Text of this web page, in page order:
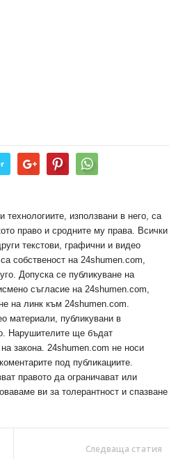
използвани в него, са
право и сродните му права. Всички
текстови, графични и видео
собственост на 24shumen.com,
Допуска се публикуване на
съгласие на 24shumen.com,
на линк към 24shumen.com.
материали, публикувани в
Нарушителите ще бъдат
закона. 24shumen.com не носи
под публикациите.
правото да ограничават или
ви за толерантност и спазване
Следваща статия